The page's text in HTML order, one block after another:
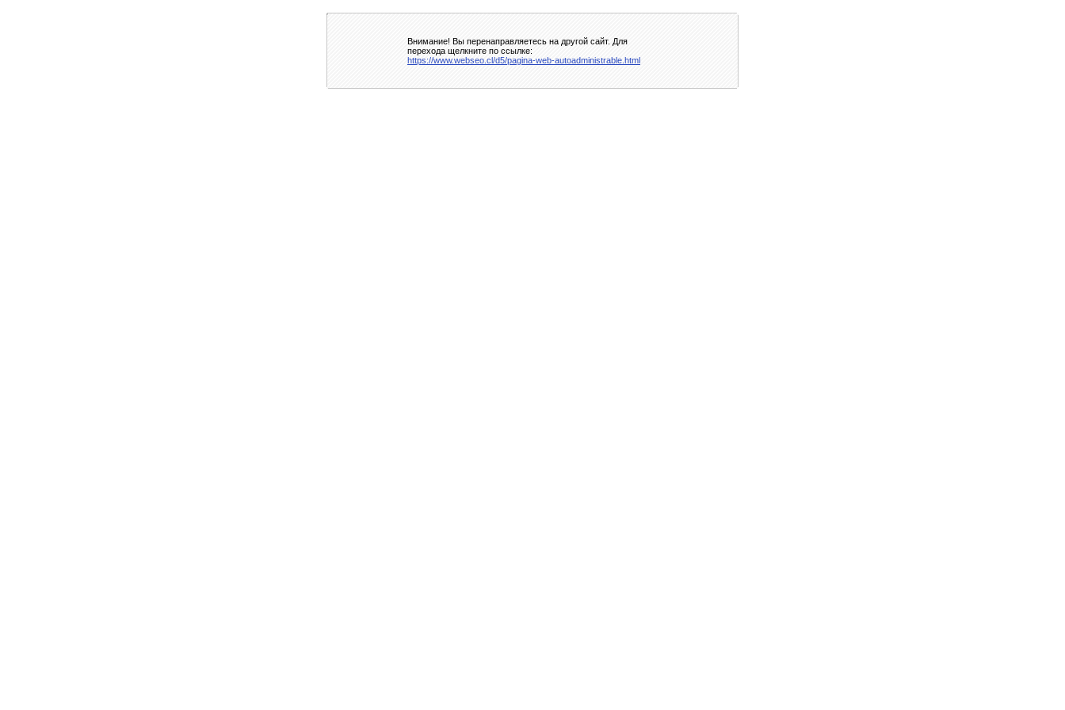
Внимание! Вы перенаправляетесь на другой сайт. Для
перехода щелкните по ссылке:
https://www.webseo.cl/d5/pagina-web-autoadministrable.html